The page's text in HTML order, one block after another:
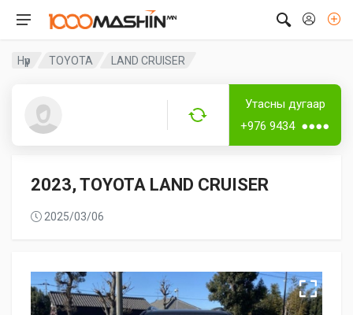
Нүүр TOYOTA LAND CRUISER
Утасны дугаар
+976 9434 ●●●●
2023, TOYOTA LAND CRUISER
2025/03/06